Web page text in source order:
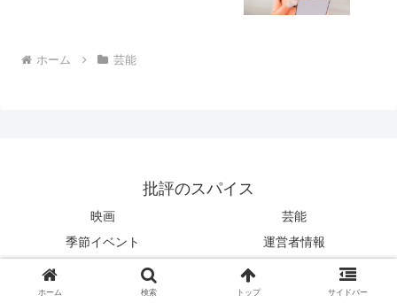
ホーム 芸能
批評のスパイス
映画
芸能
季節イベント
運営者情報
© 2018 批評のスパイス.
ホーム 検索 トップ サイドバー